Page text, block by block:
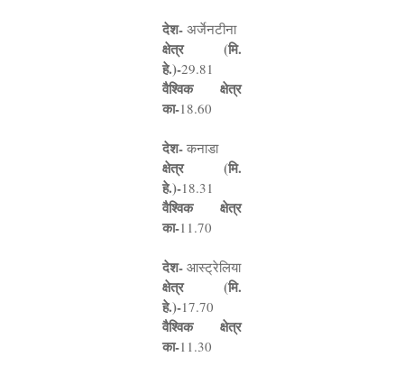
देश- अर्जेनटीना
क्षेत्र (मि.
हे.)-29.81
वैश्विक क्षेत्र
का-18.60
देश- कनाडा
क्षेत्र (मि.
हे.)-18.31
वैश्विक क्षेत्र
का-11.70
देश- आस्ट्रेलिया
क्षेत्र (मि.
हे.)-17.70
वैश्विक क्षेत्र
का-11.30